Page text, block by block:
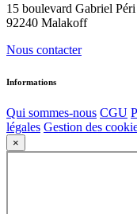
15 boulevard Gabriel Péri
92240 Malakoff
Nous contacter
Informations
Qui sommes-nous CGU
légales Gestion des
×